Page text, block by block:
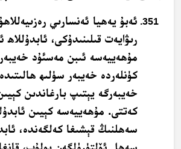
ئەبۇ يەھيا ئەنسارىي
رىۋايەت قىلىنىدۇكى،
مۇھەييەسە ئىبن مەسئۇد
كۈنلەردە خەيبەر سۈلىھ
خەيبەرگە يېتىپ بارغاندىن
كەتتى. مۇھەييەسە كېيىن
سەھلنىڭ قېشىغا كەلگەندە،